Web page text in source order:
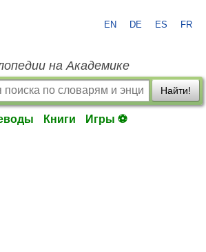
EN DE ES FR
на Академике
Найти!
Книги Игры ⚽